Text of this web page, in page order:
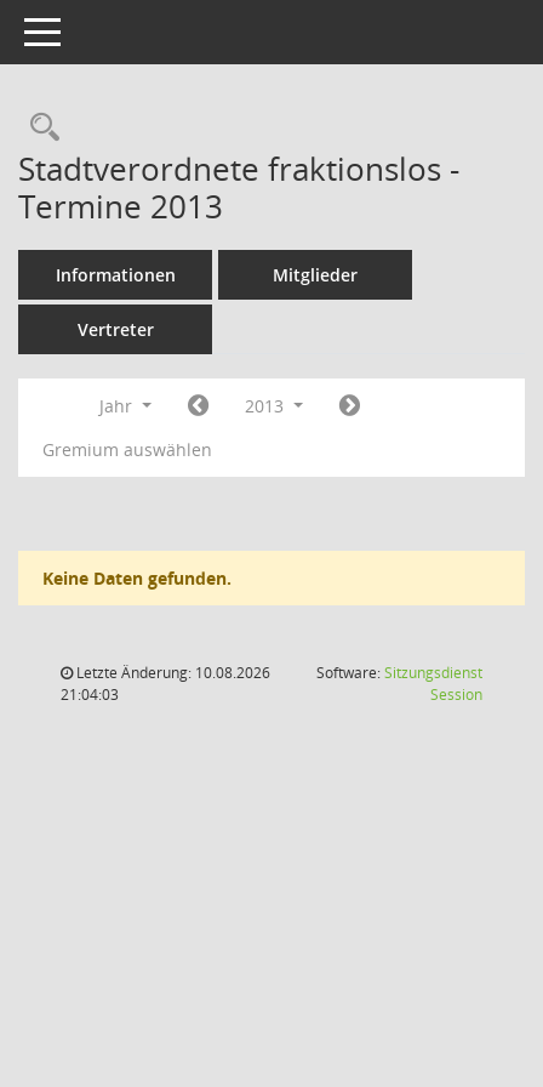
Toggle navigation
Rechercheauswahl
Stadtverordnete fraktionslos -
Termine 2013
Informationen Mitglieder
Vertreter
Jahr
2013
Gremium auswählen
Keine Daten gefunden.
Letzte Änderung: 10.08.2026
21:04:03
Software:Sitzungsdienst
Session(Wird in